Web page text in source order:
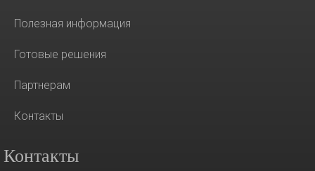
Полезная информация
Готовые решения
Партнерам
Контакты
Контакты